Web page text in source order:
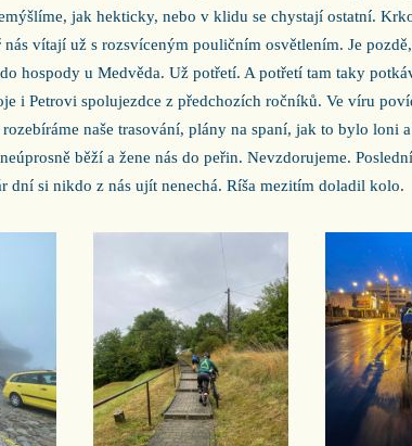
jak hekticky, nebo v klidu se chystají ostatní.
vítají už s rozsvíceným pouličním osvětlením. Je
hospody u Medvěda. Už potřetí. A potřetí tam taky
i Petrovi spolujezdce z předchozích ročníků. Ve víru
naše trasování, plány na spaní, jak to bylo loni
běží a žene nás do peřin. Nevzdorujeme.
dní si nikdo z nás ujít nenechá. Ríša mezitím doladil kolo.